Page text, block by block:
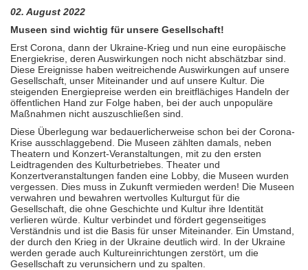
02. August 2022
Museen sind wichtig für unsere Gesellschaft!
Erst Corona, dann der Ukraine-Krieg und nun eine europäische
Energiekrise, deren Auswirkungen noch nicht abschätzbar sind.
Diese Ereignisse haben weitreichende Auswirkungen auf unsere
Gesellschaft, unser Miteinander und auf unsere Kultur. Die
steigenden Energiepreise werden ein breitflächiges Handeln der
öffentlichen Hand zur Folge haben, bei der auch unpopuläre
Maßnahmen nicht auszuschließen sind.
Diese Überlegung war bedauerlicherweise schon bei der Corona-
Krise ausschlaggebend. Die Museen zählten damals, neben
Theatern und Konzert-Veranstaltungen, mit zu den ersten
Leidtragenden des Kulturbetriebes. Theater und
Konzertveranstaltungen fanden eine Lobby, die Museen wurden
vergessen. Dies muss in Zukunft vermieden werden! Die Museen
verwahren und bewahren wertvolles Kulturgut für die
Gesellschaft, die ohne Geschichte und Kultur ihre Identität
verlieren würde. Kultur verbindet und fördert gegenseitiges
Verständnis und ist die Basis für unser Miteinander. Ein Umstand,
der durch den Krieg in der Ukraine deutlich wird. In der Ukraine
werden gerade auch Kultureinrichtungen zerstört, um die
Gesellschaft zu verunsichern und zu spalten.